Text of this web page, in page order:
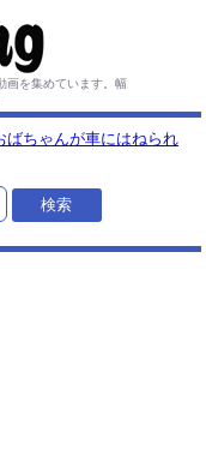
を集めています。 幅
ばちゃんが車にはねられ